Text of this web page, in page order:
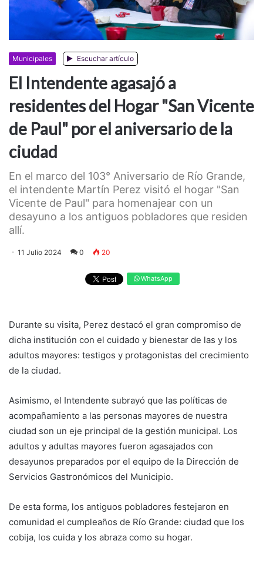
Municipales Escuchar artículo
El Intendente agasajó a
residentes del Hogar "San Vicente
de Paul" por el aniversario de la
ciudad
En el marco del 103° Aniversario de Río Grande,
el intendente Martín Perez visitó el hogar "San
Vicente de Paul" para homenajear con un
desayuno a los antiguos pobladores que residen
allí.
11 Julio 2024 0 20
WhatsApp
Durante su visita, Perez destacó el gran compromiso de
dicha institución con el cuidado y bienestar de las y los
adultos mayores: testigos y protagonistas del crecimiento
de la ciudad.
Asimismo, el Intendente subrayó que las políticas de
acompañamiento a las personas mayores de nuestra
ciudad son un eje principal de la gestión municipal. Los
adultos y adultas mayores fueron agasajados con
desayunos preparados por el equipo de la Dirección de
Servicios Gastronómicos del Municipio.
De esta forma, los antiguos pobladores festejaron en
comunidad el cumpleaños de Río Grande: ciudad que los
cobija, los cuida y los abraza como su hogar.